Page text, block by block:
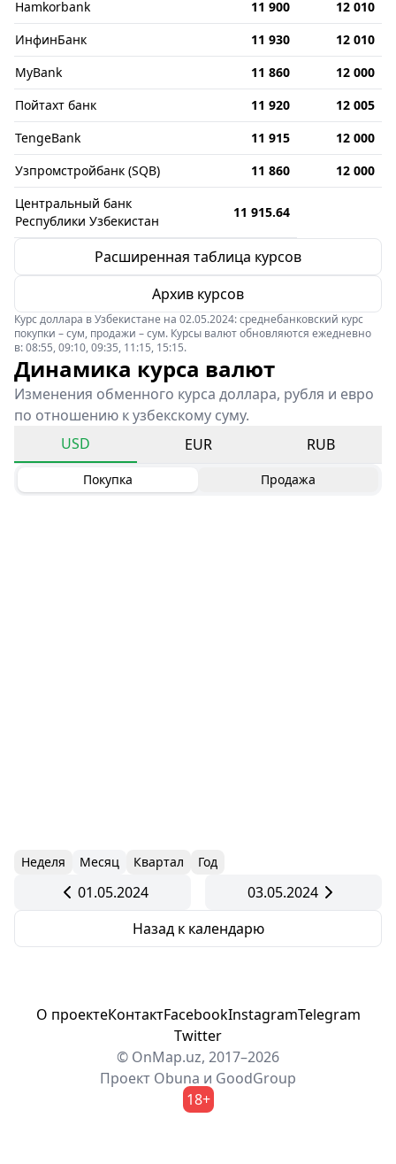
Hamkorbank
11 900
12 010
ИнфинБанк
11 930
12 010
MyBank
11 860
12 000
Пойтахт банк
11 920
12 005
TengeBank
11 915
12 000
Узпромстройбанк (SQB)
11 860
12 000
Центральный банк
Республики Узбекистан
11 915.64
Расширенная таблица курсов
Архив курсов
Курс доллара в Узбекистане на 02.05.2024: среднебанковский курс
покупки – сум, продажи – сум. Курсы валют обновляются ежедневно
в: 08:55, 09:10, 09:35, 11:15, 15:15.
Динамика курса валют
Изменения обменного курса доллара, рубля и евро
по отношению к узбекскому суму.
USD
EUR RUB
Покупка Продажа
Неделя Месяц Квартал Год
01.05.2024
03.05.2024
Назад к календарю
О проектеКонтактFacebookInstagramTelegram
Twitter
© OnMap.uz, 2017–2026
Проект Obuna и GoodGroup
18+